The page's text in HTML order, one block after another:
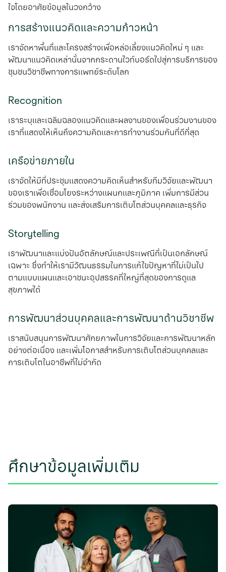
ใจโดยอาศัยข้อมูลในวงกว้าง
การสร้างแนวคิดและความก้าวหน้า
เราจัดหาพื้นที่และโครงสร้างเพื่อหล่อเลี้ยงแนวคิดใหม่ ๆ และ
พัฒนาแนวคิดเหล่านั้นจากกระดานไวท์บอร์ดไปสู่การบริการของ
ชุมชนวิชาชีพทางการแพทย์ระดับโลก
Recognition
เราระบุและเฉลิมฉลองแนวคิดและผลงานของเพื่อนร่วมงานของ
เราที่แสดงให้เห็นถึงความคิดและการทํางานร่วมกันที่ดีที่สุด
เครือข่ายภายใน
เราจัดให้มีที่ประชุมแสดงความคิดเห็นสำหรับทีมวิจัยและพัฒนา
ของเราเพื่อเชื่อมโยงระหว่างแผนกและภูมิภาค เพิ่มการมีส่วน
ร่วมของพนักงาน และส่งเสริมการเติบโตส่วนบุคคลและธุรกิจ
Storytelling
เราพัฒนาและแบ่งปันอัตลักษณ์และประเพณีที่เป็นเอกลักษณ์
เฉพาะ ซึ่งทำให้เรามีวัฒนธรรมในการแก้ไขปัญหาที่ไม่เป็นไป
ตามแบบแผนและเอาชนะอุปสรรคที่ใหญ่ที่สุดของการดูแล
สุขภาพได้
การพัฒนาส่วนบุคคลและการพัฒนาด้านวิชาชีพ
เราสนับสนุนการพัฒนาศักยภาพในการวิจัยและการพัฒนาหลัก
อย่างต่อเนื่อง และเพิ่มโอกาสสำหรับการเติบโตส่วนบุคคลและ
การเติบโตในอาชีพที่ไม่จํากัด
ศึกษาข้อมูลเพิ่มเติม